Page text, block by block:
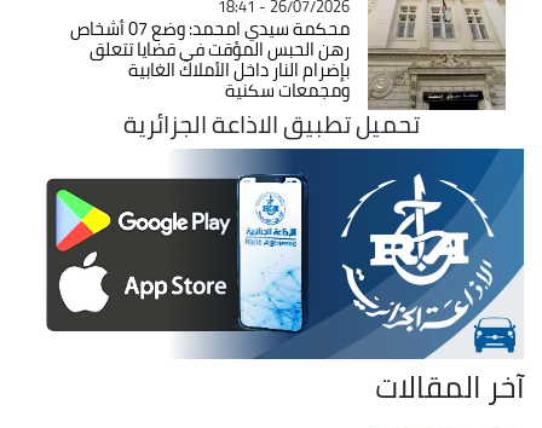
26/07/2026 - 18:41
محكمة سيدي امحمد: وضع 07 أشخاص
رهن الحبس المؤقت في قضايا تتعلق
بإضرام النار داخل الأملاك الغابية
ومجمعات سكنية
تحميل تطبيق الاذاعة الجزائرية
آخر المقالات